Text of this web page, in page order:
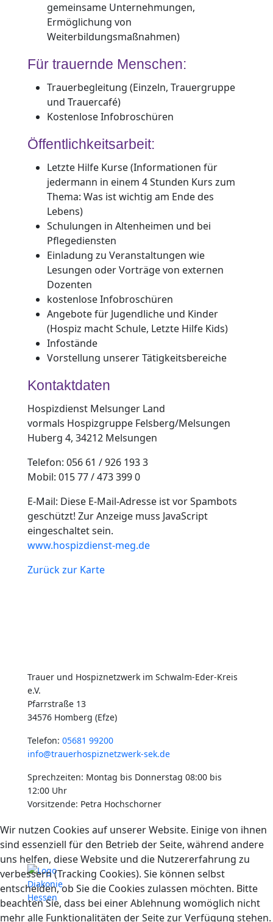
gemeinsame Unternehmungen,
Ermöglichung von
Weiterbildungsmaßnahmen)
Für trauernde Menschen:
Trauerbegleitung (Einzeln, Trauergruppe
und Trauercafé)
Kostenlose Infobroschüren
Öffentlichkeitsarbeit:
Letzte Hilfe Kurse (Informationen für
jedermann in einem 4 Stunden Kurs zum
Thema: Was ist wichtig am Ende des
Lebens)
Schulungen in Altenheimen und bei
Pflegediensten
Einladung zu Veranstaltungen wie
Lesungen oder Vorträge von externen
Dozenten
kostenlose Infobroschüren
Angebote für Jugendliche und Kinder
(Hospiz macht Schule, Letzte Hilfe Kids)
Infostände
Vorstellung unserer Tätigkeitsbereiche
Kontaktdaten
Hospizdienst Melsunger Land
vormals Hospizgruppe Felsberg/Melsungen
Huberg 4, 34212 Melsungen
Telefon: 056 61 / 926 193 3
Mobil: 015 77 / 473 399 0
E-Mail: Diese E-Mail-Adresse ist vor Spambots
geschützt! Zur Anzeige muss JavaScript
eingeschaltet sein.
www.hospizdienst-meg.de
Zurück zur Karte
Trauer und Hospiznetzwerk im Schwalm-Eder-Kreis
e.V.
Pfarrstraße 13
34576 Homberg (Efze)
Telefon: 05681 99200
info@trauerhospiznetzwerk-sek.de
Sprechzeiten: Montag bis Donnerstag 08:00 bis
12:00 Uhr
Vorsitzende: Petra Hochschorner
Mitglied in der
Wir nutzen Cookies auf unserer Website. Einige von ihnen
sind essenziell für den Betrieb der Seite, während andere
uns helfen, diese Website und die Nutzererfahrung zu
verbessern (Tracking Cookies). Sie können selbst
entscheiden, ob Sie die Cookies zulassen möchten. Bitte
beachten Sie, dass bei einer Ablehnung womöglich nicht
mehr alle Funktionalitäten der Seite zur Verfügung stehen.